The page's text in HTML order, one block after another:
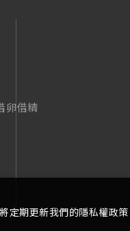
卵借精
定期更新我們的隱私權政